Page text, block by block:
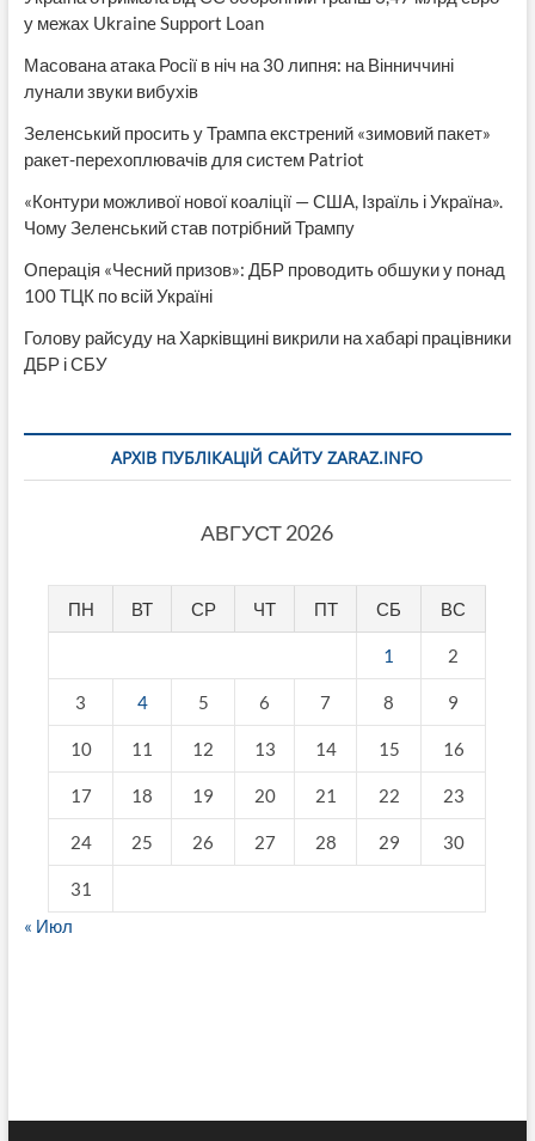
у межах Ukraine Support Loan
Масована атака Росії в ніч на 30 липня: на Вінниччині
лунали звуки вибухів
Зеленський просить у Трампа екстрений «зимовий пакет»
ракет-перехоплювачів для систем Patriot
«Контури можливої нової коаліції — США, Ізраїль і Україна».
Чому Зеленський став потрібний Трампу
Операція «Чесний призов»: ДБР проводить обшуки у понад
100 ТЦК по всій Україні
Голову райсуду на Харківщині викрили на хабарі працівники
ДБР і СБУ
АРХІВ ПУБЛІКАЦІЙ САЙТУ ZARAZ.INFO
АВГУСТ 2026
ПН ВТ СР ЧТ ПТ СБ ВС
1 2
3 4 5 6 7 8 9
10 11 12 13 14 15 16
17 18 19 20 21 22 23
24 25 26 27 28 29 30
31
« Июл